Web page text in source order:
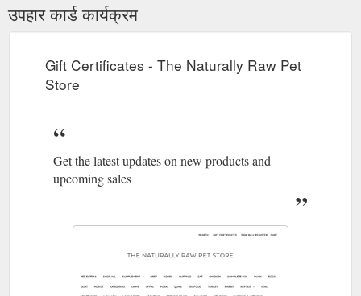
उपहार कार्ड कार्यक्रम
Gift Certificates - The Naturally Raw Pet
Store
Get the latest updates on new products and
upcoming sales